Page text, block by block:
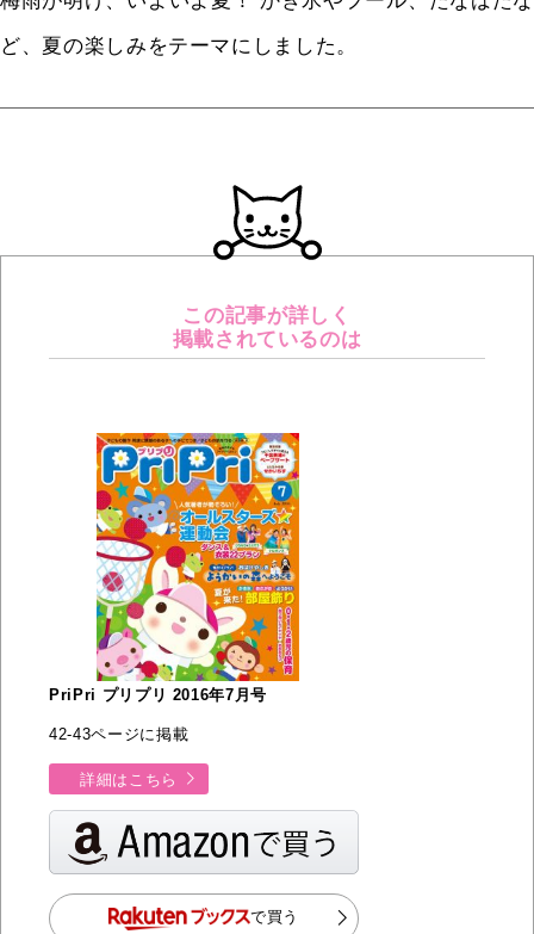
ど、夏の楽しみをテーマにしました。
この記事が詳しく
掲載されているのは
PriPri プリプリ 2016年7月号
42-43ページに掲載
詳細はこちら
で買う